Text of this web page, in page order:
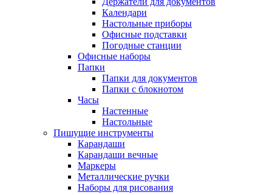
Календари
Настольные приборы
Офисные подставки
Погодные станции
Офисные наборы
Папки
Папки для документов
Папки с блокнотом
Часы
Настенные
Настольные
Пишущие инструменты
Карандаши
Карандаши вечные
Маркеры
Металлические ручки
Наборы для рисования